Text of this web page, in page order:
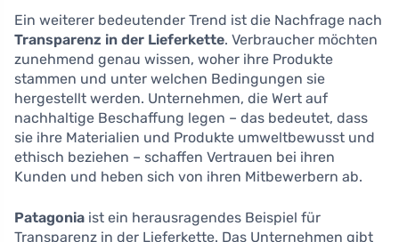
Ein weiterer bedeutender Trend ist die Nachfrage nach
Transparenz in der Lieferkette. Verbraucher möchten
zunehmend genau wissen, woher ihre Produkte
stammen und unter welchen Bedingungen sie
hergestellt werden. Unternehmen, die Wert auf
nachhaltige Beschaffung legen – das bedeutet, dass
sie ihre Materialien und Produkte umweltbewusst und
ethisch beziehen – schaffen Vertrauen bei ihren
Kunden und heben sich von ihren Mitbewerbern ab.
Patagonia ist ein herausragendes Beispiel für
Transparenz in der Lieferkette. Das Unternehmen gibt